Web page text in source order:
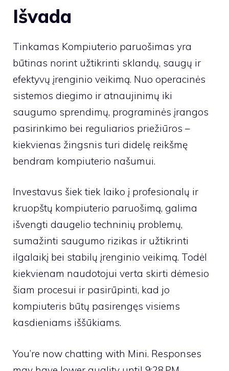
Išvada
Tinkamas Kompiuterio paruošimas yra
būtinas norint užtikrinti sklandų, saugų ir
efektyvų įrenginio veikimą. Nuo operacinės
sistemos diegimo ir atnaujinimų iki
saugumo sprendimų, programinės įrangos
pasirinkimo bei reguliarios priežiūros –
kiekvienas žingsnis turi didelę reikšmę
bendram kompiuterio našumui.
Investavus šiek tiek laiko į profesionalų ir
kruopštų kompiuterio paruošimą, galima
išvengti daugelio techninių problemų,
sumažinti saugumo rizikas ir užtikrinti
ilgalaikį bei stabilų įrenginio veikimą. Todėl
kiekvienam naudotojui verta skirti dėmesio
šiam procesui ir pasirūpinti, kad jo
kompiuteris būtų pasirengęs visiems
kasdieniams iššūkiams.
You’re now chatting with Mini. Responses